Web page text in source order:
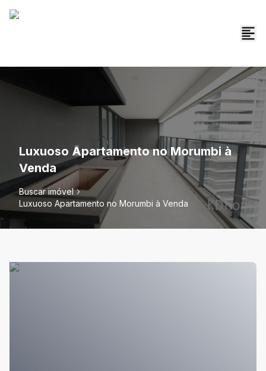
Luxuoso Apartamento no Morumbi à
Venda
Buscar imóvel
Luxuoso Apartamento no Morumbi à Venda